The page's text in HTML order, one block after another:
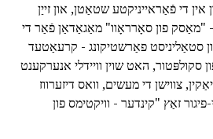
אין די פֿאַראייניקטע שטאַטן, און זייַן
פון סאָרראָוו" מאַגאַדאַן פֿאַר די
סטאַליניסט פאַרשטיקונג - קרעאַטעד
פון סקולפּטור, האט שוין וויידלי אנערקענט
צווישן די מעשים, וואס דיזערווז
זאַץ "קינדער - וויקטימס פון